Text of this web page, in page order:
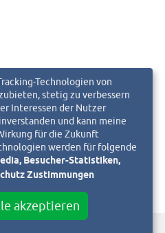
Technologien von
stetig zu verbessern
Interessen der Nutzer
und kann meine
für die Zukunft
werden für folgende
Besucher-Statistiken,
Zustimmungen
akzeptieren